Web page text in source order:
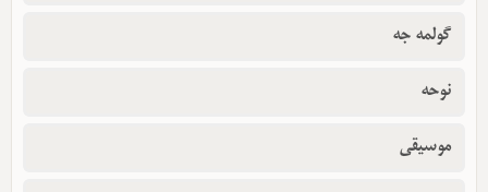
گولمه جه
نوحه
موسیقی